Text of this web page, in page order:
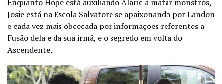
Enquanto Hope está auxiliando Alaric a matar monstros,
Josie está na Escola Salvatore se apaixonando por Landon
e cada vez mais obcecada por informações referentes a
Fusão dela e da sua irmã, e o segredo em volta do
Ascendente.